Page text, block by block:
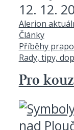
12. 12.
Alerion
Články
Příběhy
Rady, tipy,
Pro